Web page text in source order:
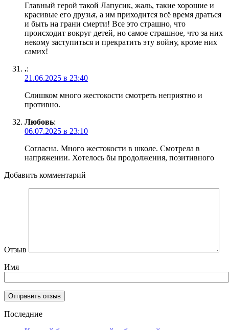
Главный герой такой Лапусик, жаль, такие хорошие и
красивые его друзья, а им приходится всё время драться
и быть на грани смерти! Все это страшно, что
происходит вокруг детей, но самое страшное, что за них
некому заступиться и прекратить эту войну, кроме них
самих!
.:
21.06.2025 в 23:40
Слишком много жестокости смотреть неприятно и
противно.
Любовь:
06.07.2025 в 23:10
Согласна. Много жестокости в школе. Смотрела в
напряжении. Хотелось бы продолжения, позитивного
Добавить комментарий
Отзыв
Имя
Последние